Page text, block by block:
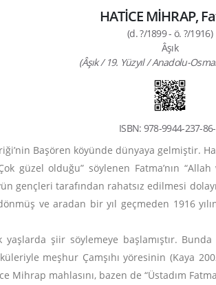
HATİCE MİHRAP,
(d. ?/1899 - ö. ?/1916)
Âşık
(Âşık / 19. Yüzyıl / Anadolu-
ISBN: 978-9944-237-
Başören köyünde dünyaya gelmiştir.
güzel olduğu” söylenen Fatma’nın
gençleri tarafından rahatsız edilmesi
ve aradan bir yıl geçmeden 1916
şiir söylemeye başlamıştır.
meşhur Çamşıhı yöresinin (Kaya
mahlasını, bazen de “Üstadım